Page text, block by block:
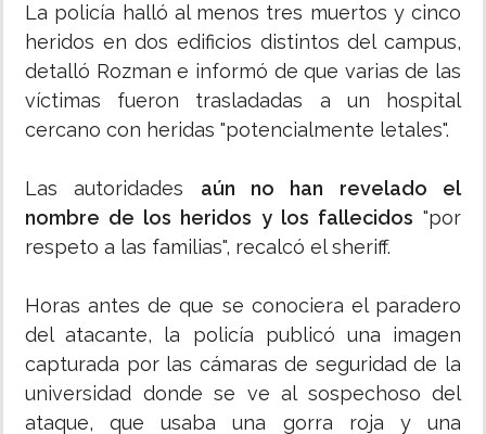
La policía halló al menos tres muertos y cinco
heridos en dos edificios distintos del campus,
detalló Rozman e informó de que varias de las
víctimas fueron trasladadas a un hospital
cercano con heridas "potencialmente letales".
Las autoridades aún no han revelado el
nombre de los heridos y los fallecidos "por
respeto a las familias", recalcó el sheriff.
Horas antes de que se conociera el paradero
del atacante, la policía publicó una imagen
capturada por las cámaras de seguridad de la
universidad donde se ve al sospechoso del
ataque, que usaba una gorra roja y una